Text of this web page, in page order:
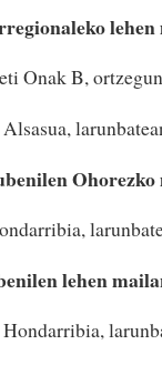
Onak B,
lehen